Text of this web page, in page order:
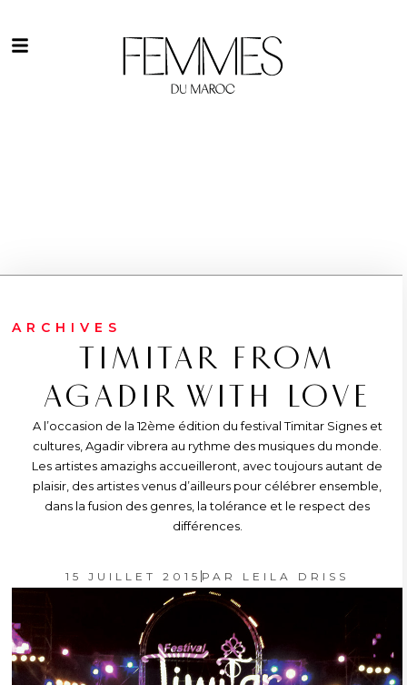
ARCHIVES
TIMITAR FROM
AGADIR WITH LOVE
A l’occasion de la 12ème édition du festival Timitar Signes et
cultures, Agadir vibrera au rythme des musiques du monde.
Les artistes amazighs accueilleront, avec toujours autant de
plaisir, des artistes venus d’ailleurs pour célébrer ensemble,
dans la fusion des genres, la tolérance et le respect des
différences.
15 JUILLET 2015 PAR LEILA DRISS